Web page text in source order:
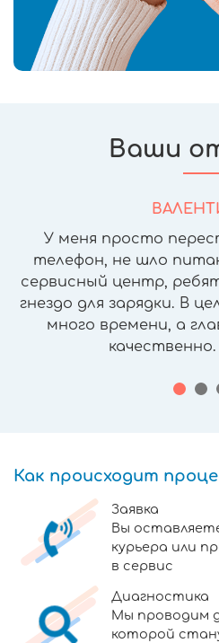
Ваши
У меня просто
телефон, не шло
сервисный центр,
гнездо для зарядки. В
много времени, а
Как происходит
Заявка
Вы
курьера или
в сервис
Диагностика
Мы проводим
которой